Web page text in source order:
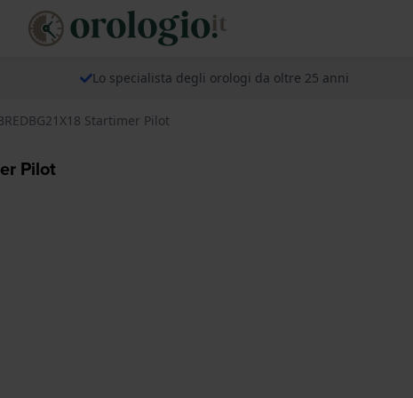
Lo specialista degli orologi da oltre 25 anni
Startimer Pilot
Pilot